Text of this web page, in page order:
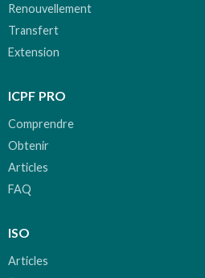
Renouvellement
Transfert
Extension
ICPF PRO
Comprendre
Obtenir
Articles
FAQ
ISO
Articles